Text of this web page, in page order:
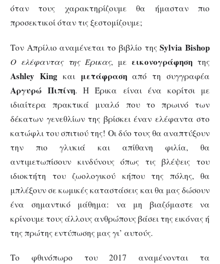
όταν τους χαρακτηρίζουμε θα ήμασταν πιο
προσεκτικοί όταν τις ξεστομίζουμε;
Τον Απρίλιο αναμένεται το βιβλίο τηςSylvia Bishop
Ο ελέφαντας της Έρικας, με εικονογράφηση της
Ashley Kingκαι μετάφρασηαπό τη συγγραφέα
Αργυρώ Πιπίνη. Η Έρικα είναι ένα κορίτσι με
ιδιαίτερα πρακτικά μυαλό που το πρωινό των
δέκατων γενεθλίων της βρίσκει έναν ελέφαντα στο
κατώφλι του σπιτιού της! Οι δύο τους θα αναπτύξουν
την πιο γλυκιά και απίθανη φιλία, θα
αντιμετωπίσουν κινδύνους όπως τις βλέψεις του
ιδιοκτήτη του ζωολογικού κήπου της πόλης, θα
μπλέξουν σε κωμικές καταστάσεις και θα μας δώσουν
ένα σημαντικό μάθημα: να μη βιαζόμαστε να
κρίνουμε τους άλλους ανθρώπους βάσει της εικόνας ή
της πρώτης εντύπωσης μας γι’ αυτούς.
Το φθινόπωρο του 2017 αναμένονται τα